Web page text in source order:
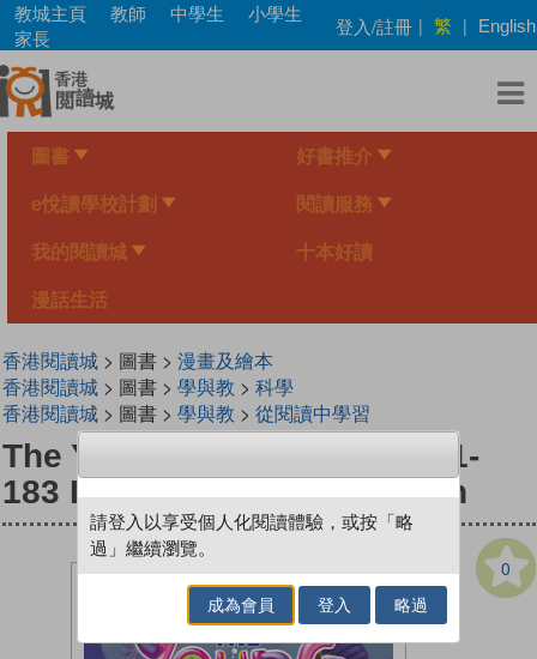
Skip
main
content
教城主頁 教師 中學生
小學生
家長
登入/註冊 | 繁 | English
圖書 好書推介
e悅讀學校計劃 閱讀服務
我的閱讀城 十本好讀
漫話生活
香港閱讀城> 圖書 > 漫畫及繪本
香港閱讀城> 圖書 > 學與教 > 科學
香港閱讀城> 圖書 > 學與教 > 從閱讀中學習
The Young Scientists Level 1-
183 Light-emitting Anglerfish
0
請登入以享受個人化閱讀體驗，或按「略
過」繼續瀏覽。
成為會員 登入 略過